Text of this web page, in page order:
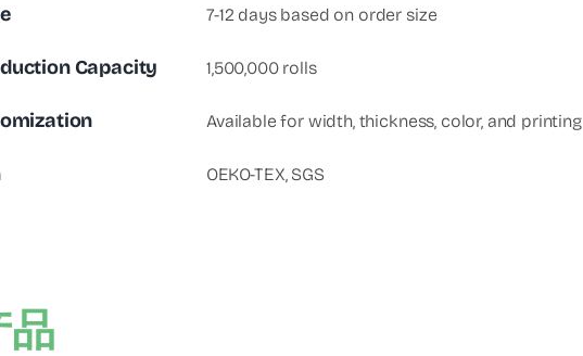
7-12 days based on order size
Capacity 1,500,000 rolls
Available for width, thickness, color, and printing
OEKO-TEX, SGS
品